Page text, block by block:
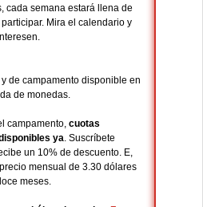
cada semana estará llena de
Mira el calendario y
de campamento disponible en
de monedas.
campamento, cuotas
ya. Suscríbete
un 10% de descuento. E,
mensual de 3.30 dólares
meses.